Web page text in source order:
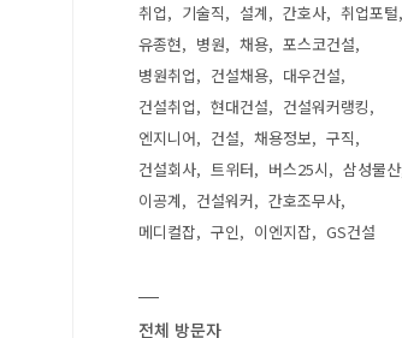
취업 기술직 설계 간호사
취업포털
유종현
병원 채용
포스코건설
병원취업
건설채용
대우건설
건설취업
현대건설
건설워커랭킹
엔지니어
건설 채용정보
구직
건설회사
트위터 버스25시
삼성물산
이공계
건설워커
간호조무사
메디컬잡
구인 이엔지잡 GS건설
전체 방문자